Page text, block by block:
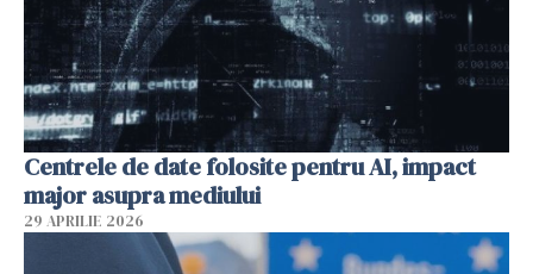
Centrele de date folosite pentru AI, impact
major asupra mediului
29 APRILIE 2026